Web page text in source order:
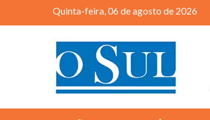
Quinta-feira, 06 de agosto de 2026